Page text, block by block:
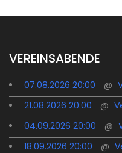
VEREINSABENDE
07.08.2026 20:00 @
21.08.2026 20:00
@
04.09.2026 20:00
@
18.09.2026 20:00
@